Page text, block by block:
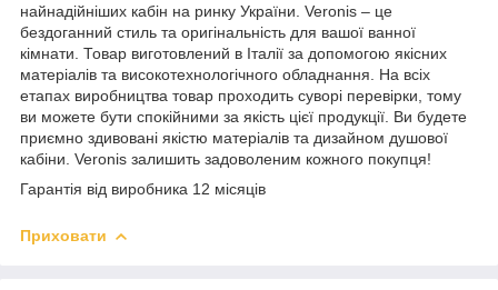
найнадійніших кабін на ринку України. Veronis – це
бездоганний стиль та оригінальність для вашої ванної
кімнати. Товар виготовлений в Італії за допомогою якісних
матеріалів та високотехнологічного обладнання. На всіх
етапах виробництва товар проходить суворі перевірки, тому
ви можете бути спокійними за якість цієї продукції. Ви будете
приємно здивовані якістю матеріалів та дизайном душової
кабіни. Veronis залишить задоволеним кожного покупця!
Гарантія від виробника 12 місяців
Приховати